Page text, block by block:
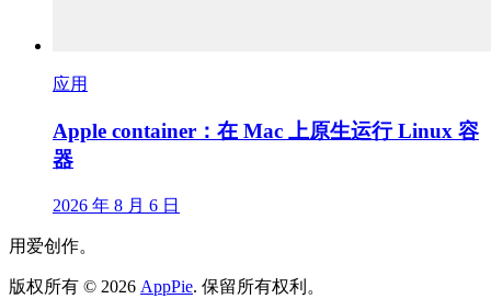
应用
Apple container：在 Mac 上原生运行 Linux 容
器
2026 年 8 月 6 日
用爱创作。
版权所有 © 2026 AppPie. 保留所有权利。